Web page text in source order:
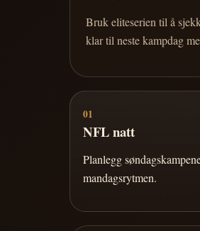
Bruk eliteserien til å
klar til neste kampdag
01
NFL natt
Planlegg
mandagsrytmen.